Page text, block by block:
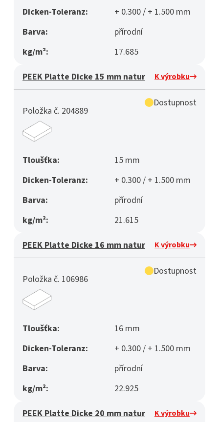
Dicken-Toleranz:
+ 0.300 / + 1.500 mm
Barva:
přírodní
kg/m²:
17.685
PEEK Platte Dicke 15 mm natur K výrobku
Položka č. 204889
Dostupnost
Tloušťka:
15 mm
Dicken-Toleranz:
+ 0.300 / + 1.500 mm
Barva:
přírodní
kg/m²:
21.615
PEEK Platte Dicke 16 mm natur K výrobku
Položka č. 106986
Dostupnost
Tloušťka:
16 mm
Dicken-Toleranz:
+ 0.300 / + 1.500 mm
Barva:
přírodní
kg/m²:
22.925
PEEK Platte Dicke 20 mm natur K výrobku